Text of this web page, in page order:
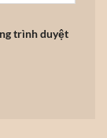
trình duyệt